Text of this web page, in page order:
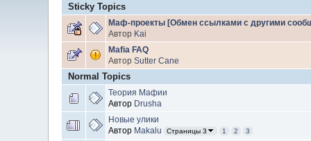
Sticky Topics
Маф-проекты [Обмен ссылками с другими
Автор Kai
Mafia FAQ
Автор Sutter Cane
Normal Topics
Теория Мафии
Автор Drusha
Новые улики
Автор Makalu Страницы 3 1 2 3